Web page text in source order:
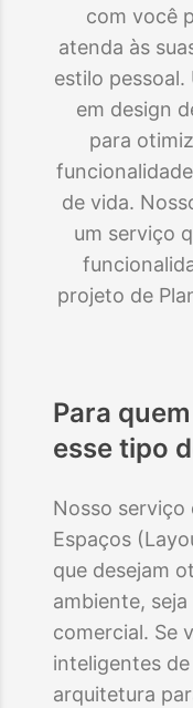
com você
atenda às
estilo
em design
para
de vida.
um serviço
projeto de
Para
esse tipo
Nosso serviço
Espaços
que desejam
ambiente,
comercial. Se
inteligentes
arquitetura